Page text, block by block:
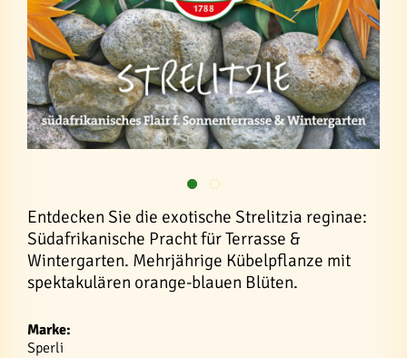
Entdecken Sie die exotische Strelitzia reginae:
Südafrikanische Pracht für Terrasse &
Wintergarten. Mehrjährige Kübelpflanze mit
spektakulären orange-blauen Blüten.
Marke:
Sperli